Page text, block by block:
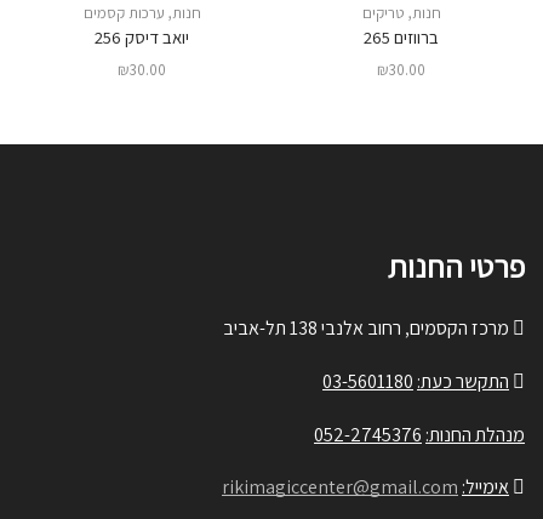
חנות, טריקים
ברווזים 265
₪30.00
חנות, ערכות קסמים
יואב דיסק 256
₪30.00
פרטי החנות
מרכז הקסמים, רחוב אלנבי 138 תל-אביב
התקשר כעת: 03-5601180
מנהלת החנות: 052-2745376
אימייל: rikimagiccenter@gmail.com